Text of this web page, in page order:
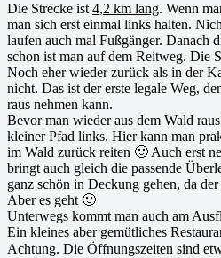
Die Strecke ist 4,2 km lang. Wenn
man sich erst einmal links halten.
laufen auch mal Fußgänger. Danach
schon ist man auf dem Reitweg. Die
Noch eher wieder zurück als in der
nicht. Das ist der erste legale Weg,
raus nehmen kann.
Bevor man wieder aus dem Wald
kleiner Pfad links. Hier kann man
im Wald zurück reiten 🙂 Auch erst
bringt auch gleich die passende
ganz schön in Deckung gehen, da
Aber es geht 🙂
Unterwegs kommt man auch am
Ein kleines aber gemütliches
Achtung. Die Öffnungszeiten sind